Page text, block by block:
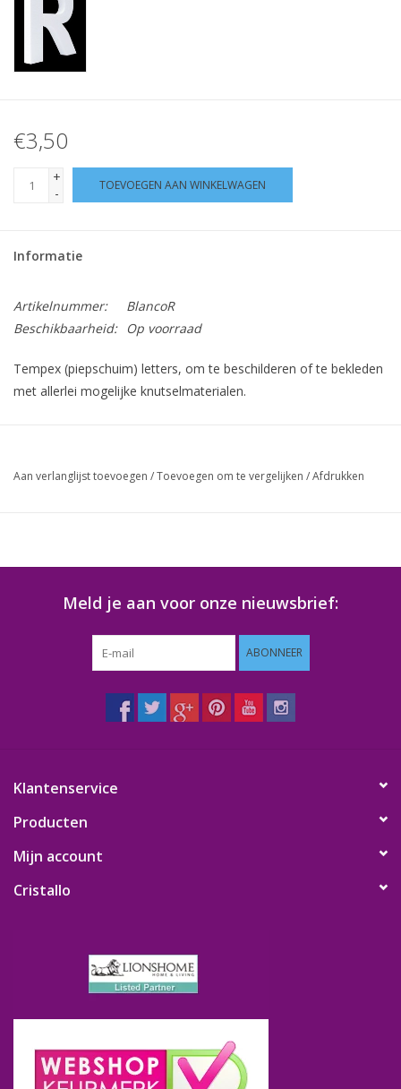
Moeder-dochter-activiteit
Met het hele gezin mozaieken
Kant-en-klare mozaïekwerken
€3,50
+
-
TOEVOEGEN AAN WINKELWAGEN
Informatie
Artikelnummer:
BlancoR
Beschikbaarheid:
Op voorraad
Tempex (piepschuim) letters, om te beschilderen of te bekleden
met allerlei mogelijke knutselmaterialen.
Diepte: 3 cm
Aan verlanglijst toevoegen /Toevoegen om te vergelijken /Afdrukken
Meld je aan voor onze nieuwsbrief:
ABONNEER
Klantenservice
Producten
Mijn account
Cristallo